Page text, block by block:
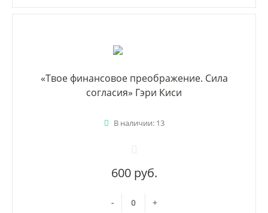
«Твое финансовое преображение. Сила
согласия» Гэри Киси
В наличии: 13
600 руб.
- +